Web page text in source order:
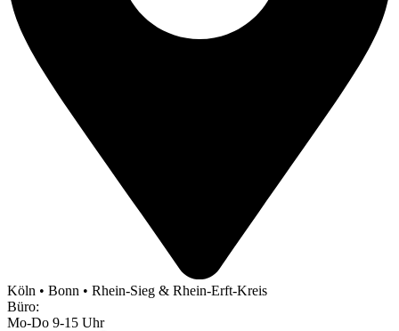
Köln • Bonn • Rhein-Sieg & Rhein-Erft-Kreis
Büro:
Mo-Do 9-15 Uhr